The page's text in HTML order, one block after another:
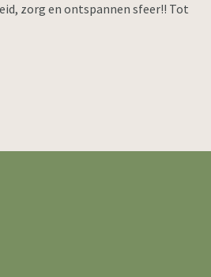
zorg en ontspannen sfeer!! Tot